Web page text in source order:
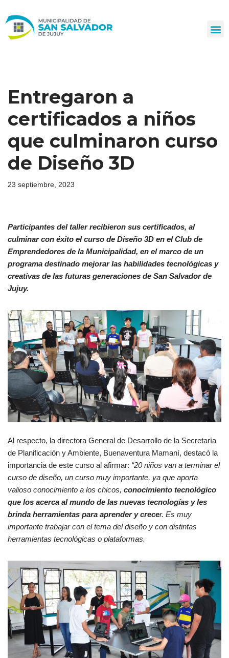
al
Entregaron a
certificados a niños
que culminaron curso
de Diseño 3D
23 septiembre, 2023
Participantes del taller recibieron sus certificados, al
culminar con éxito el curso de Diseño 3D en el Club de
Emprendedores de la Municipalidad, en el marco de un
programa destinado mejorar las habilidades tecnológicas y
creativas de las futuras generaciones de San Salvador de
Jujuy.
Al respecto, la directora General de Desarrollo de la Secretaría
de Planificación y Ambiente, Buenaventura Mamaní, destacó la
importancia de este curso al afirmar: “20 niños van a terminar el
curso de diseño, un curso muy importante, ya que aporta
valioso conocimiento a los chicos, conocimiento tecnológico
que los acerca al mundo de las nuevas tecnologías y les
brinda herramientas para aprender y crecer. Es muy
importante trabajar con el tema del diseño y con distintas
herramientas tecnológicas o plataformas.